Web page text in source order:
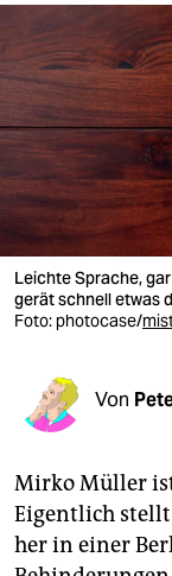
berlin
nord
wahrheit
verlag
verlag
veranstaltungen
shop
unterstützen
genossenschaft
epaper login
Leichte Sprache,
gerät schnell etwas
Foto:photocase/
Von
Mirko Müller
Eigentlich stellt
her in einer